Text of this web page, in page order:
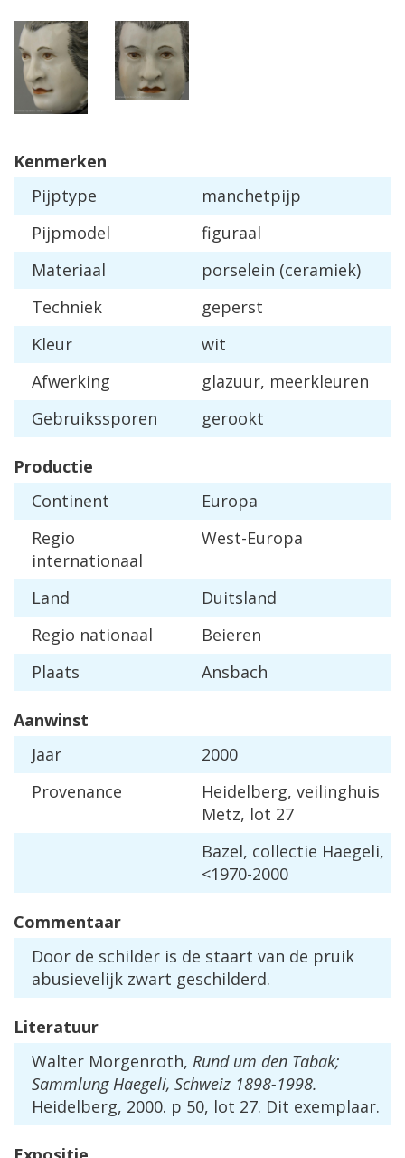
Kenmerken
Pijptype
manchetpijp
Pijpmodel
figuraal
Materiaal
porselein (ceramiek)
Techniek
geperst
Kleur
wit
Afwerking
glazuur, meerkleuren
Gebruikssporen
gerookt
Productie
Continent
Europa
Regio
internationaal
West-Europa
Land
Duitsland
Regio nationaal
Beieren
Plaats
Ansbach
Aanwinst
Jaar
2000
Provenance
Heidelberg, veilinghuis
Metz, lot 27
Bazel, collectie Haegeli,
<1970-2000
Commentaar
Door de schilder is de staart van de pruik
abusievelijk zwart geschilderd.
Literatuur
Walter Morgenroth, Rund um den Tabak;
Sammlung Haegeli, Schweiz 1898-1998.
Heidelberg, 2000. p 50, lot 27. Dit exemplaar.